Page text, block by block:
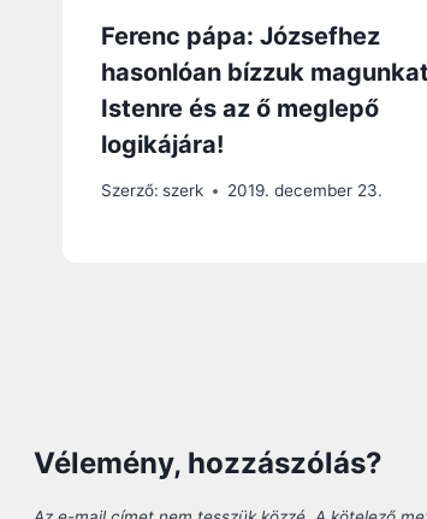
Ferenc pápa: Józsefhez
hasonlóan bízzuk magunkat
Istenre és az ő meglepő
logikájára!
Szerző: szerk 2019. december 23.
Vélemény, hozzászólás?